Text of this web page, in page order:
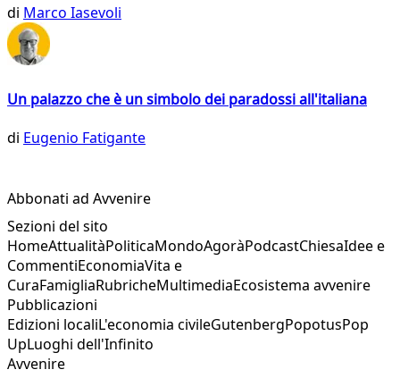
di Marco Iasevoli
Un palazzo che è un simbolo dei paradossi all'italiana
di Eugenio Fatigante
Abbonati ad Avvenire
Sezioni del sito
HomeAttualitàPoliticaMondoAgoràPodcastChiesaIdee e
CommentiEconomiaVita e
CuraFamigliaRubricheMultimediaEcosistema avvenire
Pubblicazioni
Edizioni localiL'economia civileGutenbergPopotusPop
UpLuoghi dell'Infinito
Avvenire